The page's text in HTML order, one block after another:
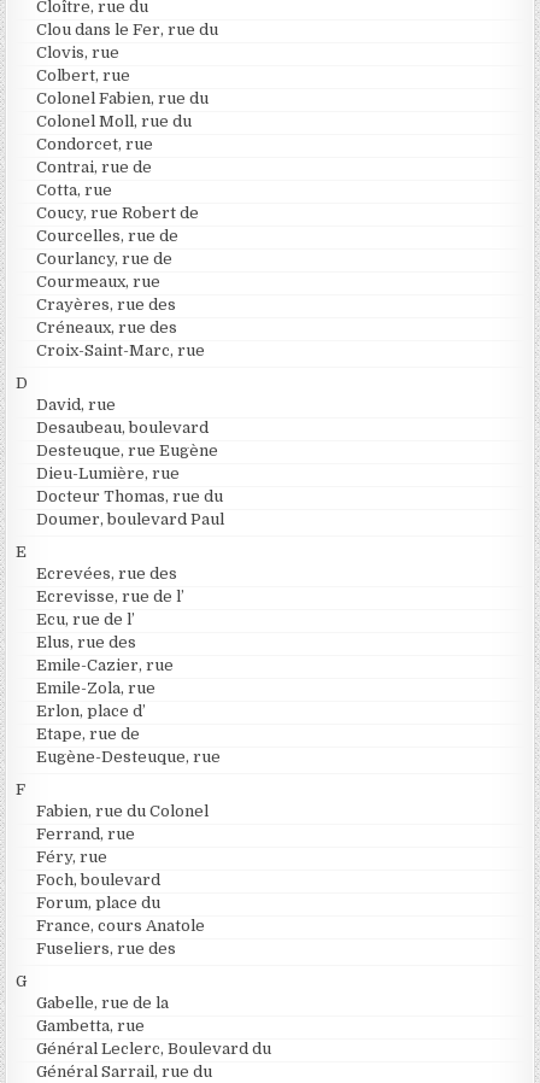
Cloître, rue du
Clou dans le Fer, rue du
Clovis, rue
Colbert, rue
Colonel Fabien, rue du
Colonel Moll, rue du
Condorcet, rue
Contrai, rue de
Cotta, rue
Coucy, rue Robert de
Courcelles, rue de
Courlancy, rue de
Courmeaux, rue
Crayères, rue des
Créneaux, rue des
Croix-Saint-Marc, rue
D
David, rue
Desaubeau, boulevard
Desteuque, rue Eugène
Dieu-Lumière, rue
Docteur Thomas, rue du
Doumer, boulevard Paul
E
Ecrevées, rue des
Ecrevisse, rue de l’
Ecu, rue de l’
Elus, rue des
Emile-Cazier, rue
Emile-Zola, rue
Erlon, place d’
Etape, rue de
Eugène-Desteuque, rue
F
Fabien, rue du Colonel
Ferrand, rue
Féry, rue
Foch, boulevard
Forum, place du
France, cours Anatole
Fuseliers, rue des
G
Gabelle, rue de la
Gambetta, rue
Général Leclerc, Boulevard du
Général Sarrail, rue du